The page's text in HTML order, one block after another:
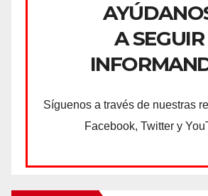
A SEGUIR
Síguenos a través de nuestras
Facebook, Twitter y